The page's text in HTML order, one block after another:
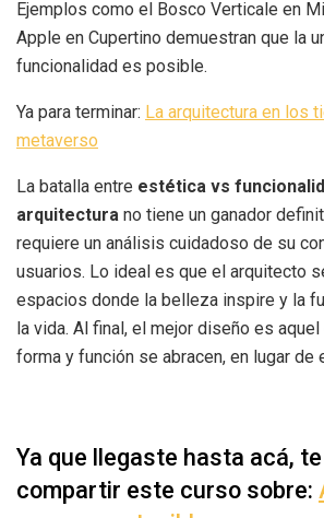
Ejemplos como el Bosco Verticale en
Apple en Cupertino demuestran que la
funcionalidad es posible.
Ya para terminar: La arquitectura en los
metaverso
La batalla entre estética vs
arquitectura no tiene un ganador
requiere un análisis cuidadoso de su
usuarios. Lo ideal es que el arquitecto
espacios donde la belleza inspire y la
la vida. Al final, el mejor diseño es
forma y función se abracen, en lugar de
Ya que llegaste hasta acá,
compartir este curso sobre: